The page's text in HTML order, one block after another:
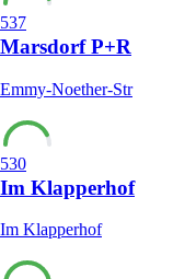
537
Marsdorf P+R
Emmy-Noether-Str
530
Im Klapperhof
Im Klapperhof